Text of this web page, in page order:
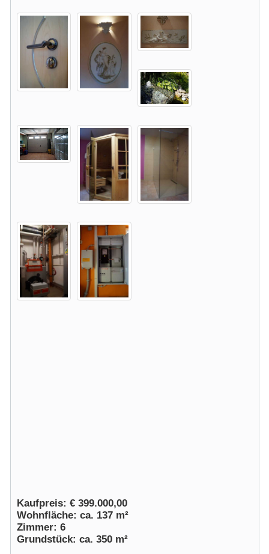
Kaufpreis: € 399.000,00
Wohnfläche: ca. 137 m²
Zimmer: 6
Grundstück: ca. 350 m²